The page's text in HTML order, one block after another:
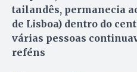
tailandês, permanecia
de Lisboa) dentro do
várias pessoas
reféns